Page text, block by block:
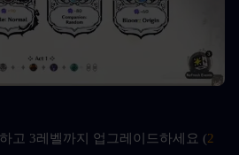
고 3레벨까지 업그레이드하세요 (2